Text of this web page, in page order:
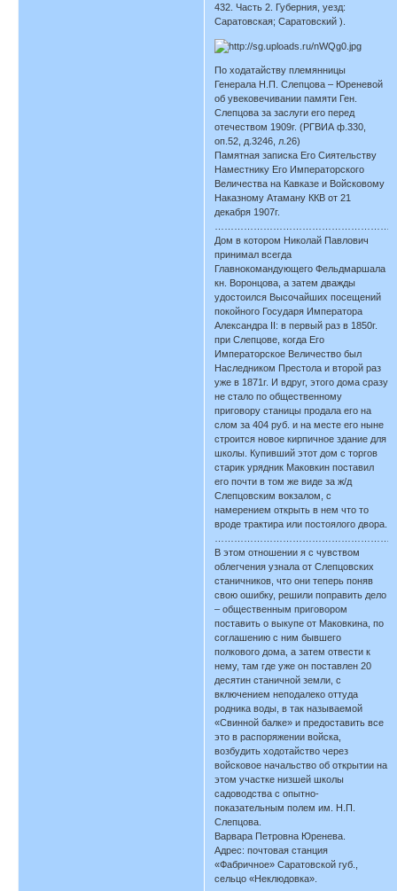
432. Часть 2. Губерния, уезд:
Саратовская; Саратовский ).
По ходатайству племянницы
Генерала Н.П. Слепцова – Юреневой
об увековечивании памяти Ген.
Слепцова за заслуги его перед
отечеством 1909г. (РГВИА ф.330,
оп.52, д.3246, л.26)
Памятная записка Его Сиятельству
Наместнику Его Императорского
Величества на Кавказе и Войсковому
Наказному Атаману ККВ от 21
декабря 1907г.
Дом в котором Николай Павлович
принимал всегда
Главнокомандующего Фельдмаршала
кн. Воронцова, а затем дважды
удостоился Высочайших посещений
покойного Государя Императора
Александра II: в первый раз в 1850г.
при Слепцове, когда Его
Императорское Величество был
Наследником Престола и второй раз
уже в 1871г. И вдруг, этого дома сразу
не стало по общественному
приговору станицы продала его на
слом за 404 руб. и на месте его ныне
строится новое кирпичное здание для
школы. Купивший этот дом с торгов
старик урядник Маковкин поставил
его почти в том же виде за ж/д
Слепцовским вокзалом, с
намерением открыть в нем что то
вроде трактира или постоялого двора.
В этом отношении я с чувством
облегчения узнала от Слепцовских
станичников, что они теперь поняв
свою ошибку, решили поправить дело
– общественным приговором
поставить о выкупе от Маковкина, по
соглашению с ним бывшего
полкового дома, а затем отвести к
нему, там где уже он поставлен 20
десятин станичной земли, с
включением неподалеко оттуда
родника воды, в так называемой
«Свинной балке» и предоставить все
это в распоряжении войска,
возбудить ходотайство через
войсковое начальство об открытии на
этом участке низшей школы
садоводства с опытно-
показательным полем им. Н.П.
Слепцова.
Варвара Петровна Юренева.
Адрес: почтовая станция
«Фабричное» Саратовской губ.,
сельцо «Неклюдовка».